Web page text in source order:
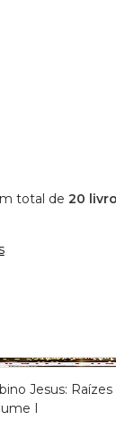
total de 20
Jesus:
I